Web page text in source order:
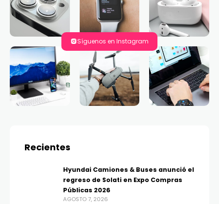
Síguenos en Instagram
Recientes
Hyundai Camiones & Buses anunció el
regreso de Solati en Expo Compras
Públicas 2026
AGOSTO 7, 2026